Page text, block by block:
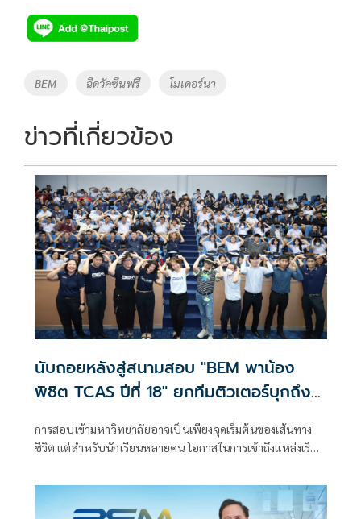
e
b
o
k
tt
er
p
y
Li
k
Tags
BEM ฉีดวัคซีนฟรี โมเดอร์นา
ข่าวที่เกี่ยวข้อง
นับถอยหลังสู่สนามสอบ "BEM พาน้อง
พิชิต TCAS ปีที่ 18" ยกทีมติวเตอร์บุกถึง
โรงเรียน ชวนน้องสมัครก่อนพลาดโอกาส
การสอบเข้ามหาวิทยาลัยอาจเป็นเพียงจุดเริ่มต้นของเส้นทาง
ชีวิต แต่สำหรับนักเรียนหลายคน โอกาสในการเข้าถึงแหล่งเรียน